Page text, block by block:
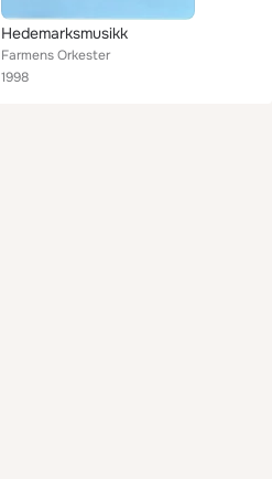
Hedemarksmusikk
Farmens Orkester
1998